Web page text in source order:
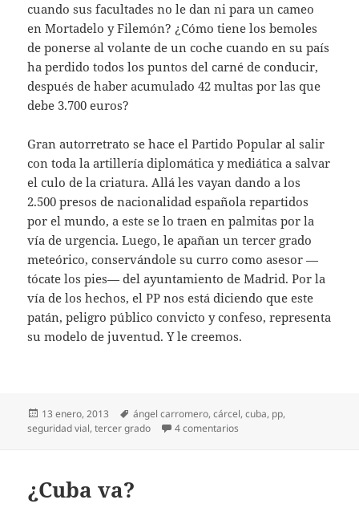
cuando sus facultades no le dan ni para un cameo
en Mortadelo y Filemón? ¿Cómo tiene los bemoles
de ponerse al volante de un coche cuando en su país
ha perdido todos los puntos del carné de conducir,
después de haber acumulado 42 multas por las que
debe 3.700 euros?
Gran autorretrato se hace el Partido Popular al salir
con toda la artillería diplomática y mediática a salvar
el culo de la criatura. Allá les vayan dando a los
2.500 presos de nacionalidad española repartidos
por el mundo, a este se lo traen en palmitas por la
vía de urgencia. Luego, le apañan un tercer grado
meteórico, conservándole su curro como asesor —
tócate los pies— del ayuntamiento de Madrid. Por la
vía de los hechos, el PP nos está diciendo que este
patán, peligro público convicto y confeso, representa
su modelo de juventud. Y le creemos.
Publicado
el
13 enero, 2013 Etiquetas
ángel carromero,cárcel,cuba, pp,
seguridad vial,tercer grado 4 comentarios
¿Cuba va?